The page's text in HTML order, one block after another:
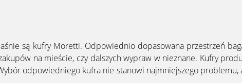
są kufry Moretti. Odpowiednio dopasowana przestrzeń
na mieście, czy dalszych wypraw w nieznane. Kufry
odpowiedniego kufra nie stanowi najmniejszego